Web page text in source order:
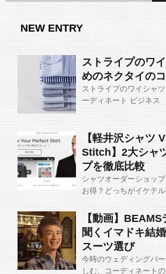
NEW ENTRY
ストライプのワ
めのネクタイの
ストライプのワイシャ
ーディネート ビジネス
【軽井沢シャツ
Stitch】2大シャ
プを徹底比較
シャツオーダーショッ
お得？どっちがイケテ
【動画】
聞くイマドキ結
スーツ選び
今時のウェディングパ
しむ、コーディネート